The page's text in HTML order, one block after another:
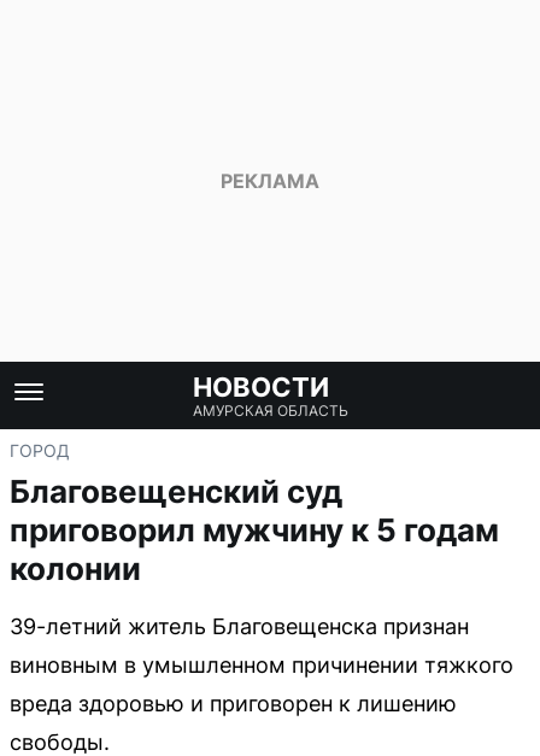
НОВОСТИ
АМУРСКАЯ ОБЛАСТЬ
ГОРОД
Благовещенский суд
приговорил мужчину к 5 годам
колонии
39-летний житель Благовещенска признан
виновным в умышленном причинении тяжкого
вреда здоровью и приговорен к лишению
свободы.